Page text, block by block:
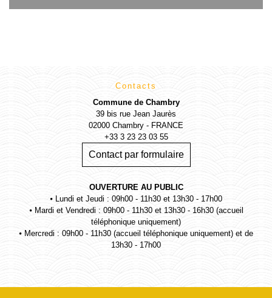
Contacts
Commune de Chambry
39 bis rue Jean Jaurès
02000 Chambry - FRANCE
+33 3 23 23 03 55
Contact par formulaire
OUVERTURE AU PUBLIC
⦁ Lundi et Jeudi : 09h00 - 11h30 et 13h30 - 17h00
⦁ Mardi et Vendredi : 09h00 - 11h30 et 13h30 - 16h30 (accueil
téléphonique uniquement)
⦁ Mercredi : 09h00 - 11h30 (accueil téléphonique uniquement) et de
13h30 - 17h00